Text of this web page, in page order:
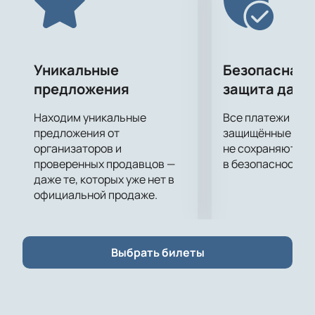
запомнится вам надолго!
Уникальные
предложения
Находим уникальные
предложения от
организаторов и
проверенных продавцов —
даже те, которых уже нет в
официальной продаже.
Безопасная
защита
Все платежи
защищённые
не сохраняются
в безопасности.
Выбрать билеты